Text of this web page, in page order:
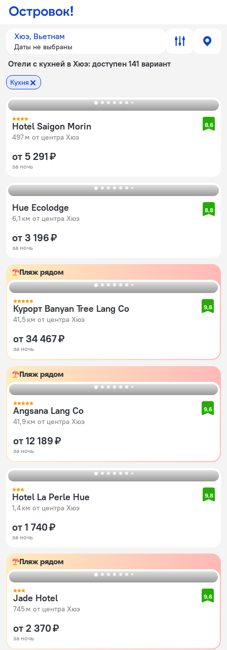
Хюэ, Вьетнам
Даты не выбраны
Отели с кухней в Хюэ: доступен 141 вариант
Кухня
Hotel Saigon Morin
497 м от центра Хюэ
8,6
от 5 291 ₽
за ночь
Hue Ecolodge
6,1 км от центра Хюэ
8,8
от 3 196 ₽
за ночь
Пляж рядом
Курорт Banyan Tree Lang Co
41,5 км от центра Хюэ
9,8
от 34 467 ₽
за ночь
Пляж рядом
Angsana Lang Co
41,9 км от центра Хюэ
9,6
от 12 189 ₽
за ночь
Hotel La Perle Hue
1,4 км от центра Хюэ
9,8
от 1 740 ₽
за ночь
Пляж рядом
Jade Hotel
745 м от центра Хюэ
9,6
от 2 370 ₽
за ночь